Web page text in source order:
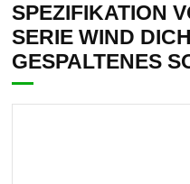
SPEZIFIKATION
SERIE WIND
GESPALTENES